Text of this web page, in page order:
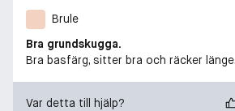
Brule
Bra grundskugga.
Bra basfärg, sitter bra och räcker länge.
Var detta till hjälp?